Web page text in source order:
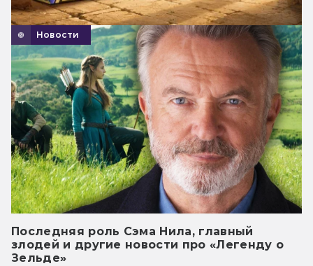
Новости
Последняя роль Сэма Нила, главный
злодей и другие новости про «Легенду о
Зельде»